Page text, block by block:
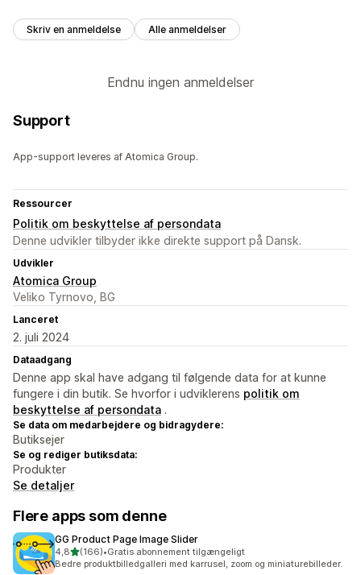
Skriv en anmeldelse Alle anmeldelser
Endnu ingen anmeldelser
Support
App-support leveres af Atomica Group.
Ressourcer
Politik om beskyttelse af persondata
Denne udvikler tilbyder ikke direkte support på Dansk.
Udvikler
Atomica Group
Veliko Tyrnovo, BG
Lanceret
2. juli 2024
Dataadgang
Denne app skal have adgang til følgende data for at kunne
fungere i din butik. Se hvorfor i udviklerens politik om
beskyttelse af persondata .
Se data om medarbejdere og bidragydere:
Butiksejer
Se og rediger butiksdata:
Produkter
Se detaljer
Flere apps som denne
GG Product Page Image Slider
4,8ud af 5 stjerner
(166)
166 anmeldelser i alt
•Gratis abonnement tilgængeligt
Bedre produktbilledgalleri med karrusel, zoom og miniaturebilleder.